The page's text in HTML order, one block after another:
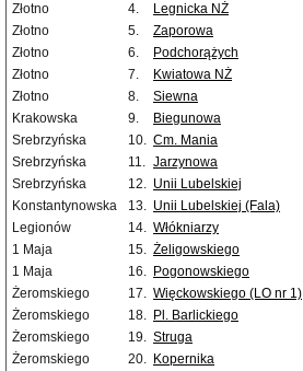
Złotno
4. Legnicka NŻ
Złotno
5. Zaporowa
Złotno
6. Podchorążych
Złotno
7. Kwiatowa NŻ
Złotno
8. Siewna
Krakowska
9. Biegunowa
Srebrzyńska
10. Cm. Mania
Srebrzyńska
11. Jarzynowa
Srebrzyńska
12. Unii Lubelskiej
Konstantynowska
13. Unii Lubelskiej (Fala)
Legionów
14. Włókniarzy
1 Maja
15. Żeligowskiego
1 Maja
16. Pogonowskiego
Żeromskiego
17. Więckowskiego (LO nr 1)
Żeromskiego
18. Pl. Barlickiego
Żeromskiego
19. Struga
Żeromskiego
20. Kopernika